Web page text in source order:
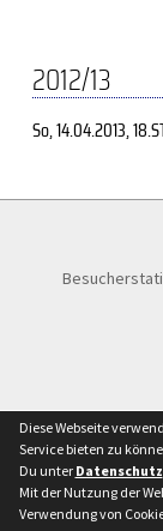
2012/13
So, 14.04.2013,
Diese Webseite
Service bieten zu
Du unter Datenschutz
Mit der Nutzung der
Verwendung von